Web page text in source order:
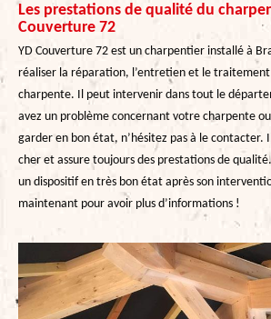
Les prestations de qualité du
Couverture 72
YD Couverture 72 est un charpentier installé à
réaliser la réparation, l’entretien et le
charpente. Il peut intervenir dans tout le
avez un problème concernant votre charpente ou
garder en bon état, n’hésitez pas à le contacter.
cher et assure toujours des prestations de
un dispositif en très bon état après son
maintenant pour avoir plus d’informations !